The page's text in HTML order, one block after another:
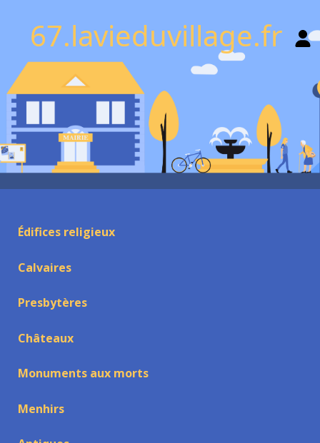
67.lavieduvillage.fr
Édifices religieux
Calvaires
Presbytères
Châteaux
Monuments aux morts
Menhirs